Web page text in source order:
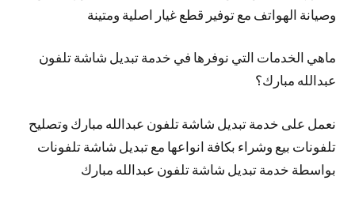
وصيانة الهواتف مع توفير قطع غيار اصلية ومتينة
ماهي الخدمات التي نوفرها في خدمة تبديل شاشة تلفون
عبدالله مبارك؟
نعمل على خدمة تبديل شاشة تلفون عبدالله مبارك وتصليح
تلفونات بيع وشراء بكافة انواعها مع تبديل شاشة تلفونات
بواسطة خدمة تبديل شاشة تلفون عبدالله مبارك